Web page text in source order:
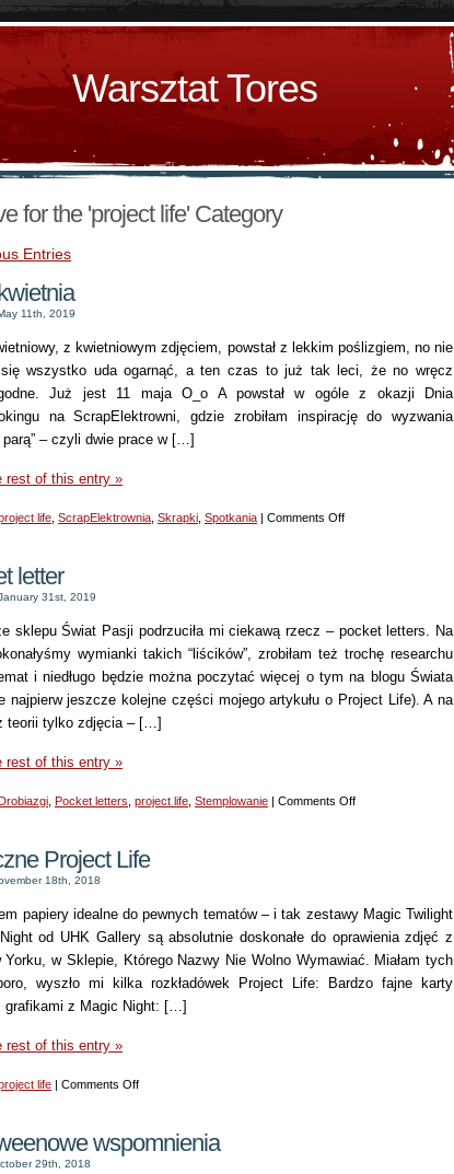
Warsztat Tores
for the 'project life' Category
Entries
11th, 2019
z kwietniowym zdjęciem, powstał z lekkim poślizgiem, no nie
wszystko uda ogarnąć, a ten czas to już tak leci, że no wręcz
Już jest 11 maja O_o A powstał w ogóle z okazji Dnia
na ScrapElektrowni, gdzie zrobiłam inspirację do wyzwania
parą” – czyli dwie prace w […]
rest of this entry »
life ScrapElektrownia Skrapki Spotkania | Comments Offon
letter
31st, 2019
sklepu Świat Pasji podrzuciła mi ciekawą rzecz – pocket letters. Na
wymianki takich “liścików”, zrobiłam też trochę researchu
i niedługo będzie można poczytać więcej o tym na blogu Świata
najpierw jeszcze kolejne części mojego artykułu o Project Life). A na
teorii tylko zdjęcia – […]
rest of this entry »
Drobiazgi Pocket letters project life Stemplowanie | Comments Offon
Project Life
18th, 2018
papiery idealne do pewnych tematów – i tak zestawy Magic Twilight
od UHK Gallery są absolutnie doskonałe do oprawienia zdjęć z
w Sklepie, Którego Nazwy Nie Wolno Wymawiać. Miałam tych
wyszło mi kilka rozkładówek Project Life: Bardzo fajne karty
grafikami z Magic Night: […]
rest of this entry »
life | Comments Offon
Life
wspomnienia
29th, 2018